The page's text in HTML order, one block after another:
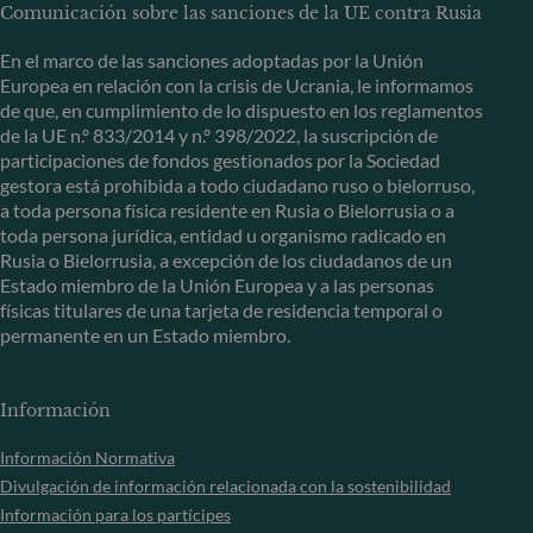
Comunicación sobre las sanciones de la UE contra Rusia
En el marco de las sanciones adoptadas por la Unión
Europea en relación con la crisis de Ucrania, le informamos
de que, en cumplimiento de lo dispuesto en los reglamentos
de la UE n.º 833/2014 y n.º 398/2022, la suscripción de
participaciones de fondos gestionados por la Sociedad
gestora está prohibida a todo ciudadano ruso o bielorruso,
a toda persona física residente en Rusia o Bielorrusia o a
toda persona jurídica, entidad u organismo radicado en
Rusia o Bielorrusia, a excepción de los ciudadanos de un
Estado miembro de la Unión Europea y a las personas
físicas titulares de una tarjeta de residencia temporal o
permanente en un Estado miembro.
Información
Información Normativa
Divulgación de información relacionada con la sostenibilidad
Información para los partícipes